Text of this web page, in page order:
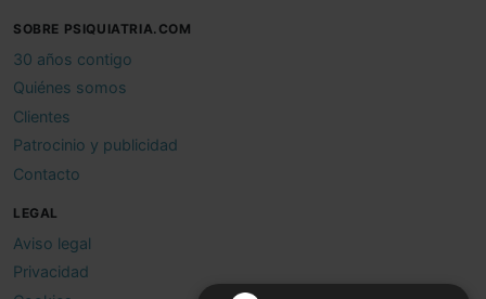
SOBRE PSIQUIATRIA.COM
30 años contigo
Quiénes somos
Clientes
Patrocinio y publicidad
Contacto
LEGAL
Aviso legal
Privacidad